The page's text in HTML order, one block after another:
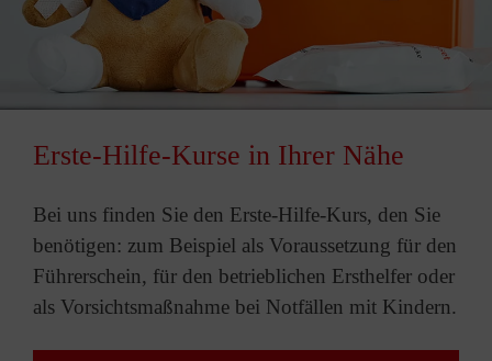
Erste-Hilfe-Kurse in Ihrer Nähe
Bei uns finden Sie den Erste-Hilfe-Kurs, den Sie
benötigen: zum Beispiel als Voraussetzung für den
Führerschein, für den betrieblichen Ersthelfer oder
als Vorsichtsmaßnahme bei Notfällen mit Kindern.